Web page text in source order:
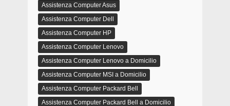
Assistenza Computer Asus
Assistenza Computer Dell
Assistenza Computer HP
Assistenza Computer Lenovo
Assistenza Computer Lenovo a Domicilio
Assistenza Computer MSI a Domicilio
Assistenza Computer Packard Bell
Assistenza Computer Packard Bell a Domicilio